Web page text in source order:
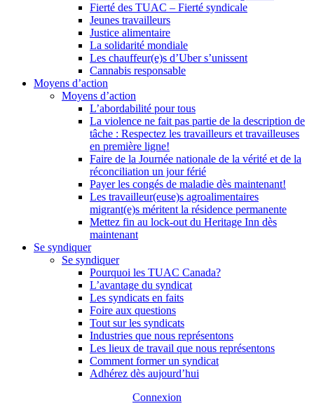
Fierté des TUAC – Fierté syndicale
Jeunes travailleurs
Justice alimentaire
La solidarité mondiale
Les chauffeur(e)s d’Uber s’unissent
Cannabis responsable
Moyens d’action
Moyens d’action
L’abordabilité pour tous
La violence ne fait pas partie de la description de
tâche : Respectez les travailleurs et travailleuses
en première ligne!
Faire de la Journée nationale de la vérité et de la
réconciliation un jour férié
Payer les congés de maladie dès maintenant!
Les travailleur(euse)s agroalimentaires
migrant(e)s méritent la résidence permanente
Mettez fin au lock-out du Heritage Inn dès
maintenant
Se syndiquer
Se syndiquer
Pourquoi les TUAC Canada?
L’avantage du syndicat
Les syndicats en faits
Foire aux questions
Tout sur les syndicats
Industries que nous représentons
Les lieux de travail que nous représentons
Comment former un syndicat
Adhérez dès aujourd’hui
Connexion